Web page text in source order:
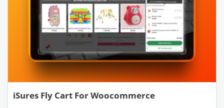
iSures Fly Cart For Woocommerce